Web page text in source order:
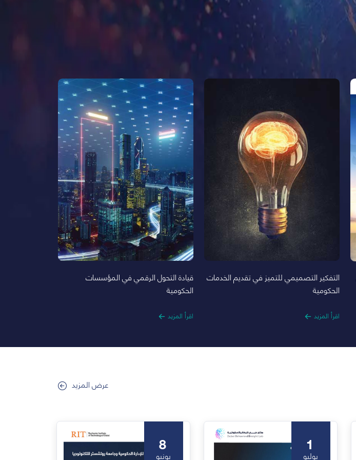
التفكير التصميمي للتميز في تقديم الخدمات
الحكومية
اقرأ المزيد
قيادة التحول الرقمي في المؤسسات
الحكومية
اقرأ المزيد
عرض المزيد
1
يوليو
8
يونيو